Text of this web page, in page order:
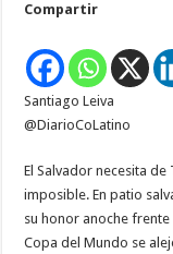
Compartir
Santiago Leiva
@DiarioCoLatino
El Salvador necesita
imposible. En patio
su honor anoche
Copa del Mundo se